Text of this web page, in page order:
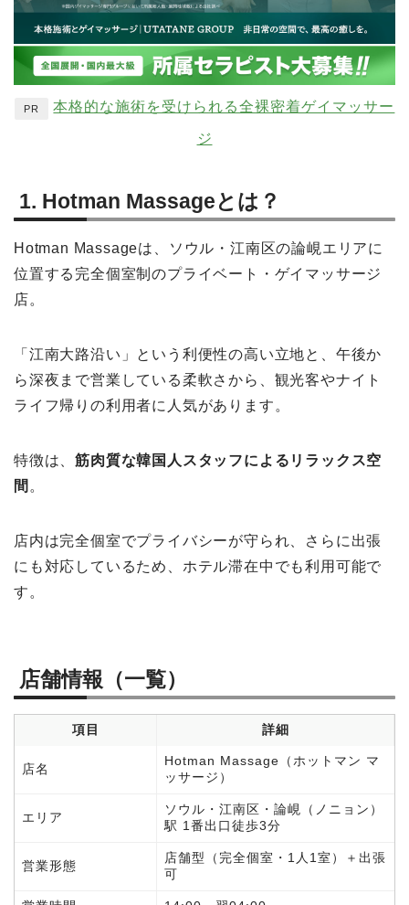
PR 本格的な施術を受けられる全裸密着ゲイマッサー
ジ
1. Hotman Massageとは？
Hotman Massageは、ソウル・江南区の論峴エリアに
位置する完全個室制のプライベート・ゲイマッサージ
店。
「江南大路沿い」という利便性の高い立地と、午後か
ら深夜まで営業している柔軟さから、観光客やナイト
ライフ帰りの利用者に人気があります。
特徴は、筋肉質な韓国人スタッフによるリラックス空
間 。
店内は完全個室でプライバシーが守られ、さらに出張
にも対応しているため、ホテル滞在中でも利用可能で
す。
店舗情報（一覧）
項目 詳細
店名
Hotman Massage（ホットマン マ
ッサージ）
エリア
ソウル・江南区・論峴（ノニョン）
駅 1番出口徒歩3分
営業形態
店舗型（完全個室・1人1室）＋出張
可